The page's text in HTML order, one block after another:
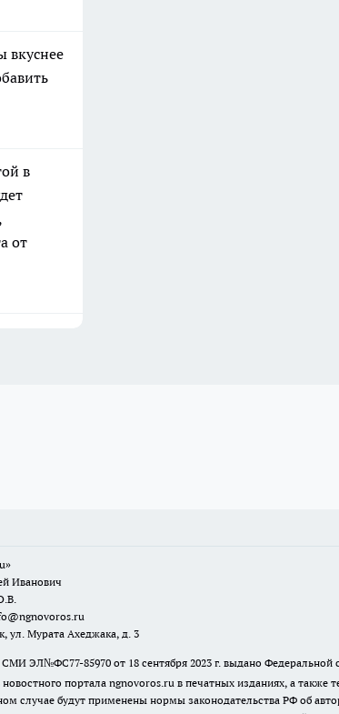
вкуснее
в
от
Иванович
ул. Мурата Ахеджака, д. 3
СМИ ЭЛ№ФС77-85970 от 18 сентября 2023 г. выдано
портала ngnovoros.ru в печатных изданиях, а
случае будут применены нормы законодательства РФ об